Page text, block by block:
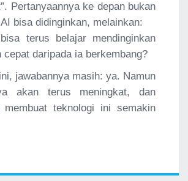
Pertanyaannya ke depan bukan
bisa didinginkan, melainkan:
terus belajar mendinginkan
cepat daripada ia berkembang?
jawabannya masih: ya. Namun
akan terus meningkat, dan
membuat teknologi ini semakin